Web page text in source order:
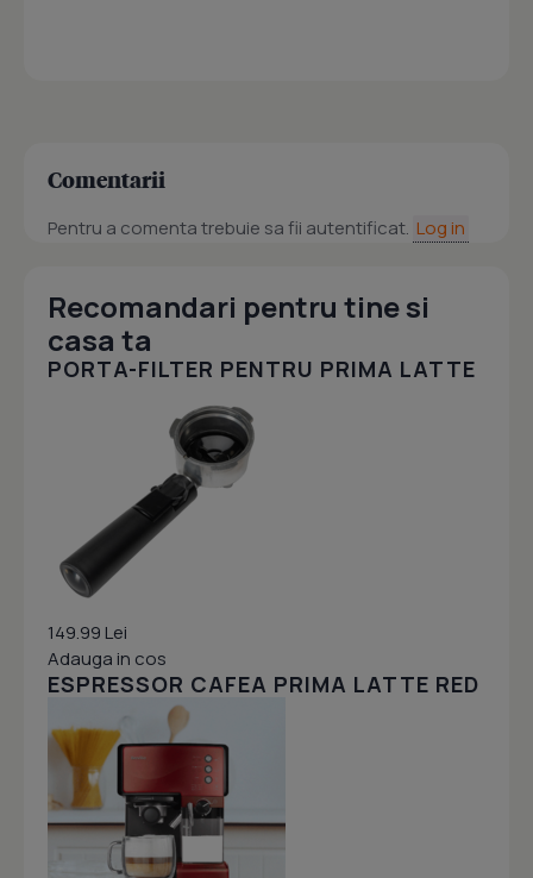
Comentarii
Pentru a comenta trebuie sa fii autentificat. Log in
Recomandari pentru tine si
casa ta
PORTA-FILTER PENTRU PRIMA LATTE
149.99 Lei
Adauga in cos
ESPRESSOR CAFEA PRIMA LATTE RED